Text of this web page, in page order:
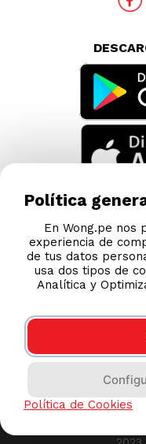
TAMBIÉN
Política
En Wong.pe nos
experiencia de
de tus datos
usa dos tipos de
Analítica y
Política de Cookies